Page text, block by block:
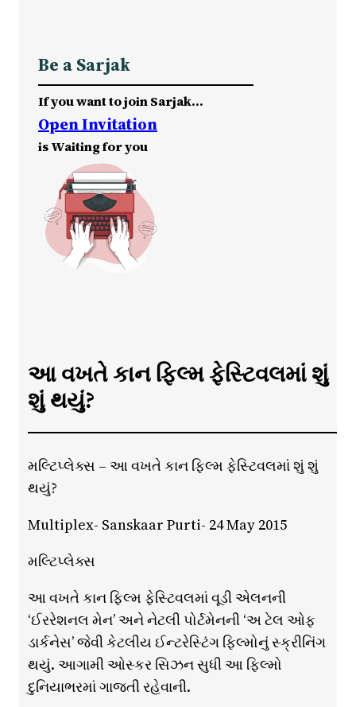
Be a Sarjak
If you want to join Sarjak…
Open Invitation
is Waiting for you
આ વખતે કાન ફિલ્મ ફેસ્ટિવલમાં શું
શું થયું?
મલ્ટિપ્લેક્સ – આ વખતે કાન ફિલ્મ ફેસ્ટિવલમાં શું શું
થયું?
Multiplex- Sanskaar Purti- 24 May 2015
મલ્ટિપ્લેક્સ
આ વખતે કાન ફિલ્મ ફેસ્ટિવલમાં વૂડી એલનની
‘ઈરરેશનલ મેન’ અને નેટલી પોર્ટમેનની ‘અ ટેલ ઓફ
ડાર્કનેસ’ જેવી કેટલીય ઈન્ટરેસ્ટિંગ ફિલ્મોનું સ્ક્રીનિંગ
થયું. આગામી ઓસ્કર સિઝન સુધી આ ફિલ્મો
દુનિયાભરમાં ગાજતી રહેવાની.